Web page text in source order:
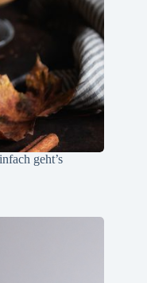
geht’s